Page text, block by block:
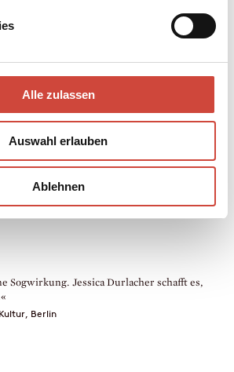
Alle zulassen
Auswahl erlauben
Ablehnen
hebt.
Drucken
Sogwirkung. Jessica Durlacher schafft es,
Berlin